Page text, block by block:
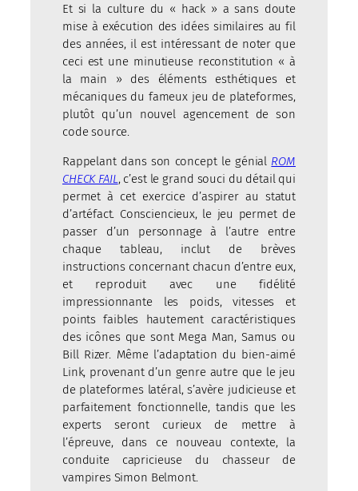
Et si la culture du « hack » a sans doute
mise à exécution des idées similaires au fil
des années, il est intéressant de noter que
ceci est une minutieuse reconstitution « à
la main » des éléments esthétiques et
mécaniques du fameux jeu de plateformes,
plutôt qu’un nouvel agencement de son
code source.
Rappelant dans son concept le génial ROM
CHECK FAIL, c’est le grand souci du détail qui
permet à cet exercice d’aspirer au statut
d’artéfact. Consciencieux, le jeu permet de
passer d’un personnage à l’autre entre
chaque tableau, inclut de brèves
instructions concernant chacun d’entre eux,
et reproduit avec une fidélité
impressionnante les poids, vitesses et
points faibles hautement caractéristiques
des icônes que sont Mega Man, Samus ou
Bill Rizer. Même l’adaptation du bien-aimé
Link, provenant d’un genre autre que le jeu
de plateformes latéral, s’avère judicieuse et
parfaitement fonctionnelle, tandis que les
experts seront curieux de mettre à
l’épreuve, dans ce nouveau contexte, la
conduite capricieuse du chasseur de
vampires Simon Belmont.